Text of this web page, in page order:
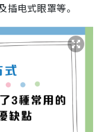
电式眼罩等。